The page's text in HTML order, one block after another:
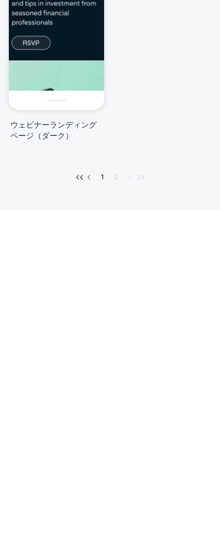
ウェビナーランディング
ページ（ダーク）
1 2